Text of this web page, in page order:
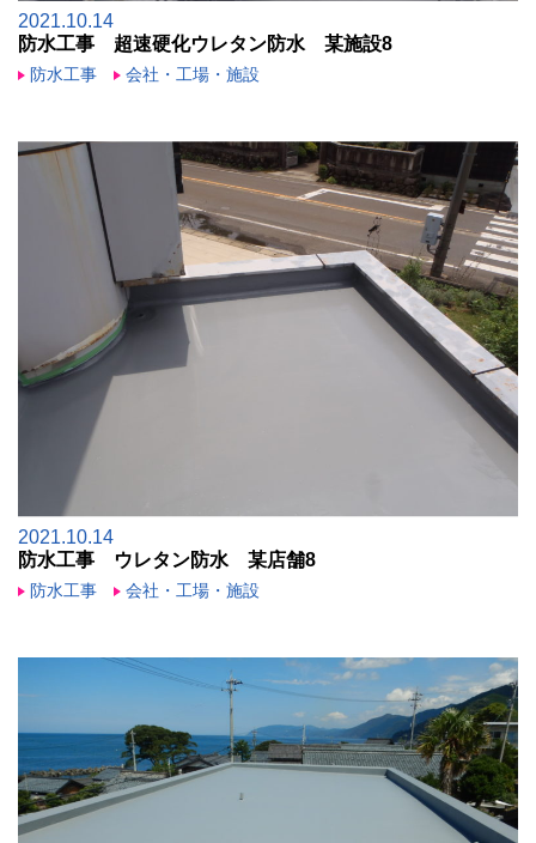
2021.10.14
防水工事 超速硬化ウレタン防水 某施設8
防水工事 会社・工場・施設
2021.10.14
防水工事 ウレタン防水 某店舗8
防水工事 会社・工場・施設